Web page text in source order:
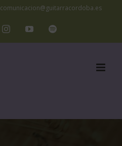
comunicacion@guitarracordoba.es
InstagramYouTubeSpotify